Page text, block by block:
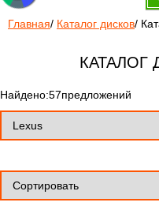
Главная/ Каталог дисков/
КАТАЛОГ
Найдено:57предложений